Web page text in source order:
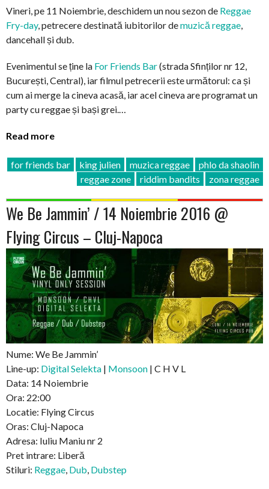
Vineri, pe 11 Noiembrie, deschidem un nou sezon de Reggae
Fry-day, petrecere destinată iubitorilor demuzică reggae,
dancehall și dub.
Evenimentul se ține la For Friends Bar(strada Sfinților nr 12,
București, Central), iar filmul petrecerii este următorul: ca și
cum ai merge la cineva acasă, iar acel cineva are programat un
party cu reggae și bași grei.…
Read more
for friends bar king julien muzica reggae
phlo da shaolin
reggae zone
riddim bandits zona reggae
We Be Jammin’ / 14 Noiembrie 2016 @
Flying Circus – Cluj-Napoca
Nume: We Be Jammin’
Line-up: Digital Selekta | Monsoon | C H V L
Data: 14 Noiembrie
Ora: 22:00
Locatie: Flying Circus
Oras: Cluj-Napoca
Adresa: Iuliu Maniu nr 2
Pret intrare: Liberă
Stiluri: Reggae, Dub, Dubstep